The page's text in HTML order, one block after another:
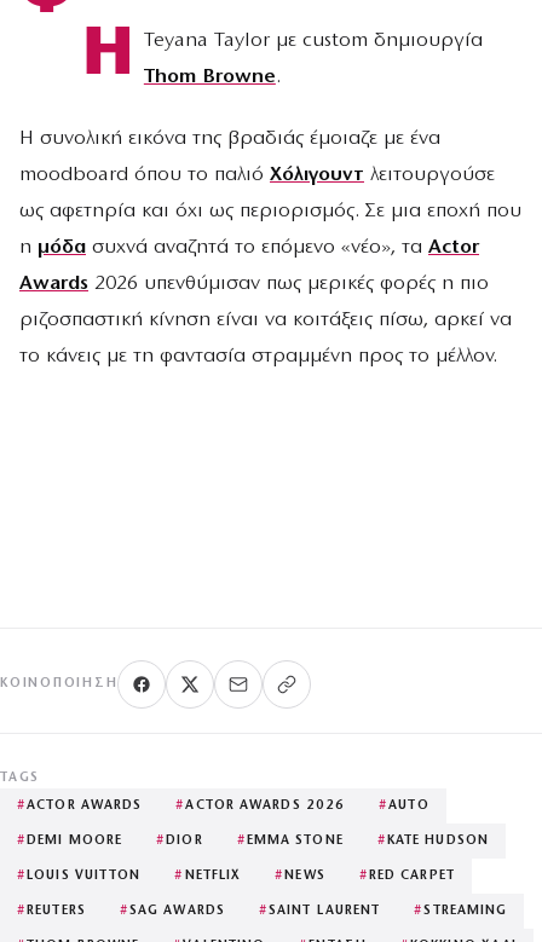
Η Teyana Taylor με custom δημιουργία
Thom Browne.
Η συνολική εικόνα της βραδιάς έμοιαζε με ένα
moodboard όπου το παλιό Χόλιγουντ λειτουργούσε
ως αφετηρία και όχι ως περιορισμός. Σε μια εποχή που
η μόδα συχνά αναζητά το επόμενο «νέο», τα Actor
Awards 2026 υπενθύμισαν πως μερικές φορές η πιο
ριζοσπαστική κίνηση είναι να κοιτάξεις πίσω, αρκεί να
το κάνεις με τη φαντασία στραμμένη προς το μέλλον.
ΚΟΙΝΟΠΟΊΗΣΗ
TAGS
#ACTOR AWARDS #ACTOR AWARDS 2026 #AUTO
# DEMI MOORE # DIOR # EMMA STONE # KATE HUDSON
# LOUIS VUITTON # NETFLIX # NEWS # RED CARPET
# REUTERS #SAG AWARDS #SAINT LAURENT #STREAMING